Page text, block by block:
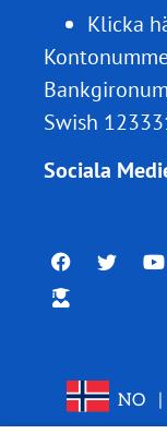
Klicka
Swish
Sociala
NO